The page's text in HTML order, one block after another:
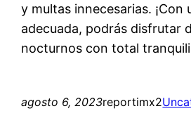
y multas innecesarias. ¡Con
adecuada, podrás disfrutar
nocturnos con total
agosto 6, 2023reportimx2